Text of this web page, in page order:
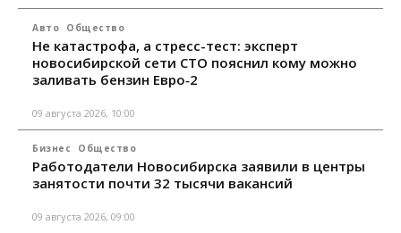
Авто Общество
Не катастрофа, а стресс-тест: эксперт
новосибирской сети СТО пояснил кому можно
заливать бензин Евро‑2
09 августа 2026, 10:00
Бизнес Общество
Работодатели Новосибирска заявили в центры
занятости почти 32 тысячи вакансий
09 августа 2026, 09:00